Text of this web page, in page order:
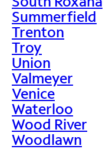
Summerfield
Trenton
Troy
Union
Valmeyer
Venice
Waterloo
Wood River
Woodlawn